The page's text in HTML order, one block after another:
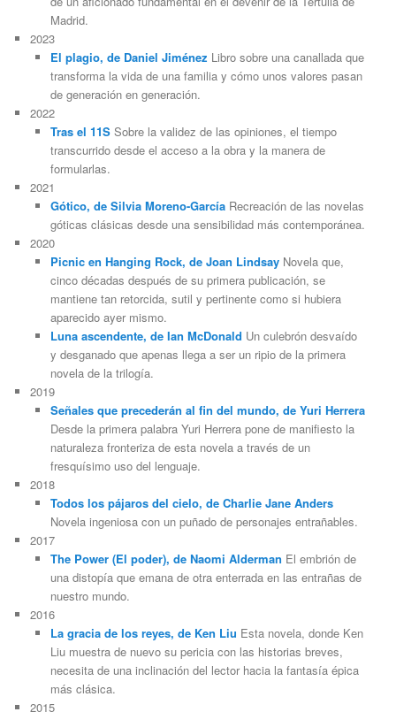
Madrid.
2023
El plagio, de Daniel Jiménez Libro sobre una canallada que
transforma la vida de una familia y cómo unos valores pasan
de generación en generación.
2022
Tras el 11SSobre la validez de las opiniones, el tiempo
transcurrido desde el acceso a la obra y la manera de
formularlas.
2021
Gótico, de Silvia Moreno-GarcíaRecreación de las novelas
góticas clásicas desde una sensibilidad más contemporánea.
2020
Picnic en Hanging Rock, de Joan LindsayNovela que,
cinco décadas después de su primera publicación, se
mantiene tan retorcida, sutil y pertinente como si hubiera
aparecido ayer mismo.
Luna ascendente, de Ian McDonald Un culebrón desvaído
y desganado que apenas llega a ser un ripio de la primera
novela de la trilogía.
2019
Señales que precederán al fin del mundo, de Yuri Herrera
Desde la primera palabra Yuri Herrera pone de manifiesto la
naturaleza fronteriza de esta novela a través de un
fresquísimo uso del lenguaje.
2018
Todos los pájaros del cielo, de Charlie Jane Anders
Novela ingeniosa con un puñado de personajes entrañables.
2017
The Power (El poder), de Naomi Alderman El embrión de
una distopía que emana de otra enterrada en las entrañas de
nuestro mundo.
2016
La gracia de los reyes, de Ken Liu Esta novela, donde Ken
Liu muestra de nuevo su pericia con las historias breves,
necesita de una inclinación del lector hacia la fantasía épica
más clásica.
2015